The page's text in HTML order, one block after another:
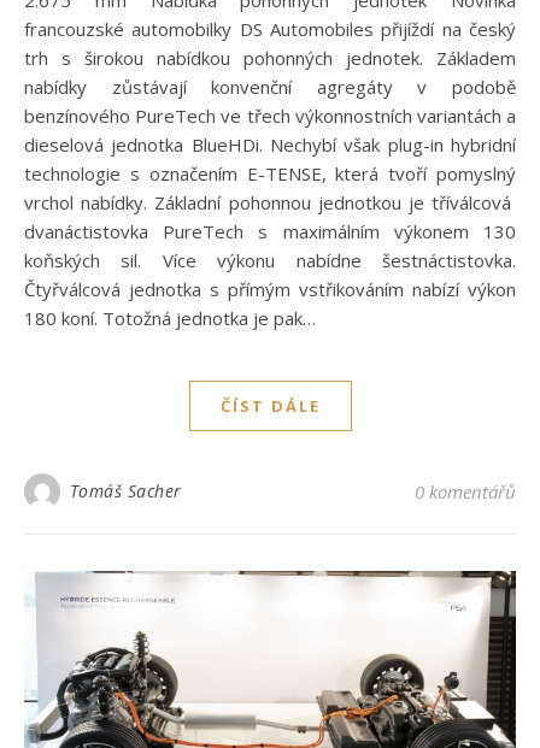
francouzské automobilky DS Automobiles přijíždí na český
trh s širokou nabídkou pohonných jednotek. Základem
nabídky zůstávají konvenční agregáty v podobě
benzínového PureTech ve třech výkonnostních variantách a
dieselová jednotka BlueHDi. Nechybí však plug-in hybridní
technologie s označením E-TENSE, která tvoří pomyslný
vrchol nabídky. Základní pohonnou jednotkou je tříválcová
dvanáctistovka PureTech s maximálním výkonem 130
koňských sil. Více výkonu nabídne šestnáctistovka.
Čtyřválcová jednotka s přímým vstřikováním nabízí výkon
180 koní. Totožná jednotka je pak…
ČÍST DÁLE
Tomáš Sacher 0 komentářů